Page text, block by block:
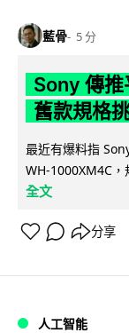
藍骨 5 分
Sony 傳
舊款規格
最近有爆料指
WH-1000XM4C
全文
分享
人工智能